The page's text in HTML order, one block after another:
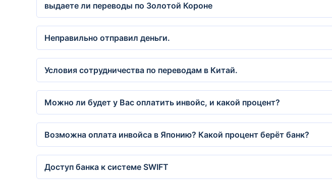
выдаете ли переводы по Золотой Короне
Неправильно отправил деньги.
Условия сотрудничества по переводам в Китай.
Можно ли будет у Вас оплатить инвойс, и какой процент?
Возможна оплата инвойса в Японию? Какой процент берёт банк?
Доступ банка к системе SWIFT